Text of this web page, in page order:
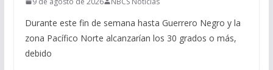
Durante este fin de semana hasta Guerrero Negro y la
zona Pacífico Norte alcanzarían los 30 grados o más,
debido